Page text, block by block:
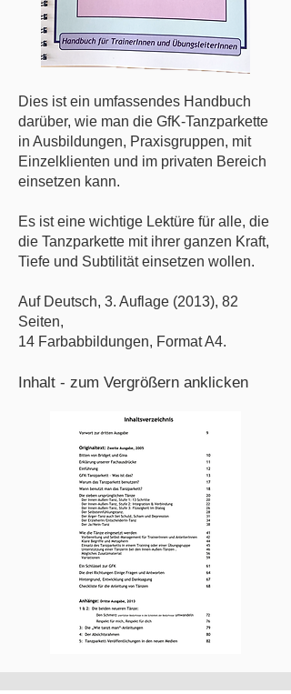
Dies ist ein umfassendes Handbuch
darüber, wie man die GfK-Tanzparkette
in Ausbildungen, Praxisgruppen, mit
Einzelklienten und im privaten Bereich
einsetzen kann.
Es ist eine wichtige Lektüre für alle, die
die Tanzparkette mit ihrer ganzen Kraft,
Tiefe und Subtilität einsetzen wollen.
Auf Deutsch, 3. Auflage (2013), 82
Seiten,
14 Farbabbildungen, Format A4.
Inhalt - zum Vergrößern anklicken